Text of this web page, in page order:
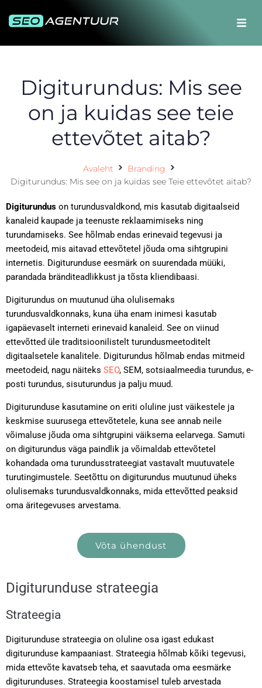
Digiturundus: Mis see
on ja kuidas see teie
ettevõtet aitab?
Avaleht
Branding
Digiturundus: Mis see on ja kuidas see Teie ettevõtet aitab?
Digiturundus on turundusvaldkond, mis kasutab digitaalseid
kanaleid kaupade ja teenuste reklaamimiseks ning
turundamiseks. See hõlmab endas erinevaid tegevusi ja
meetodeid, mis aitavad ettevõtetel jõuda oma sihtgrupini
internetis. Digiturunduse eesmärk on suurendada müüki,
parandada bränditeadlikkust ja tõsta kliendibaasi.
Digiturundus on muutunud üha olulisemaks
turundusvaldkonnaks, kuna üha enam inimesi kasutab
igapäevaselt interneti erinevaid kanaleid. See on viinud
ettevõtted üle traditsioonilistelt turundusmeetoditelt
digitaalsetele kanalitele. Digiturundus hõlmab endas mitmeid
meetodeid, nagu näiteks SEO, SEM, sotsiaalmeedia turundus, e-
posti turundus, sisuturundus ja palju muud.
Digiturunduse kasutamine on eriti oluline just väikestele ja
keskmise suurusega ettevõtetele, kuna see annab neile
võimaluse jõuda oma sihtgrupini väiksema eelarvega. Samuti
on digiturundus väga paindlik ja võimaldab ettevõtetel
kohandada oma turundusstrateegiat vastavalt muutuvatele
turutingimustele. Seetõttu on digiturundus muutunud üheks
olulisemaks turundusvaldkonnaks, mida ettevõtted peaksid
oma äritegevuses arvestama.
Võta ühendust
Digiturunduse strateegia
Strateegia
Digiturunduse strateegia on oluline osa igast edukast
digiturunduse kampaaniast. Strateegia hõlmab kõiki tegevusi,
mida ettevõte kavatseb teha, et saavutada oma eesmärke
digiturunduses. Strateegia koostamisel tuleb arvestada